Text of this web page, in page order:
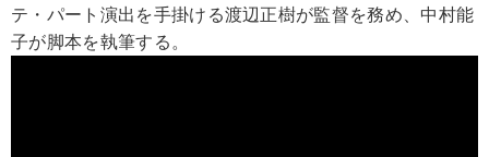
テ・パート演出を手掛ける渡辺正樹が監督を務め、中村能
子が脚本を執筆する。